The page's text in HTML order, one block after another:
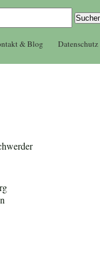
& Blog Datenschutz